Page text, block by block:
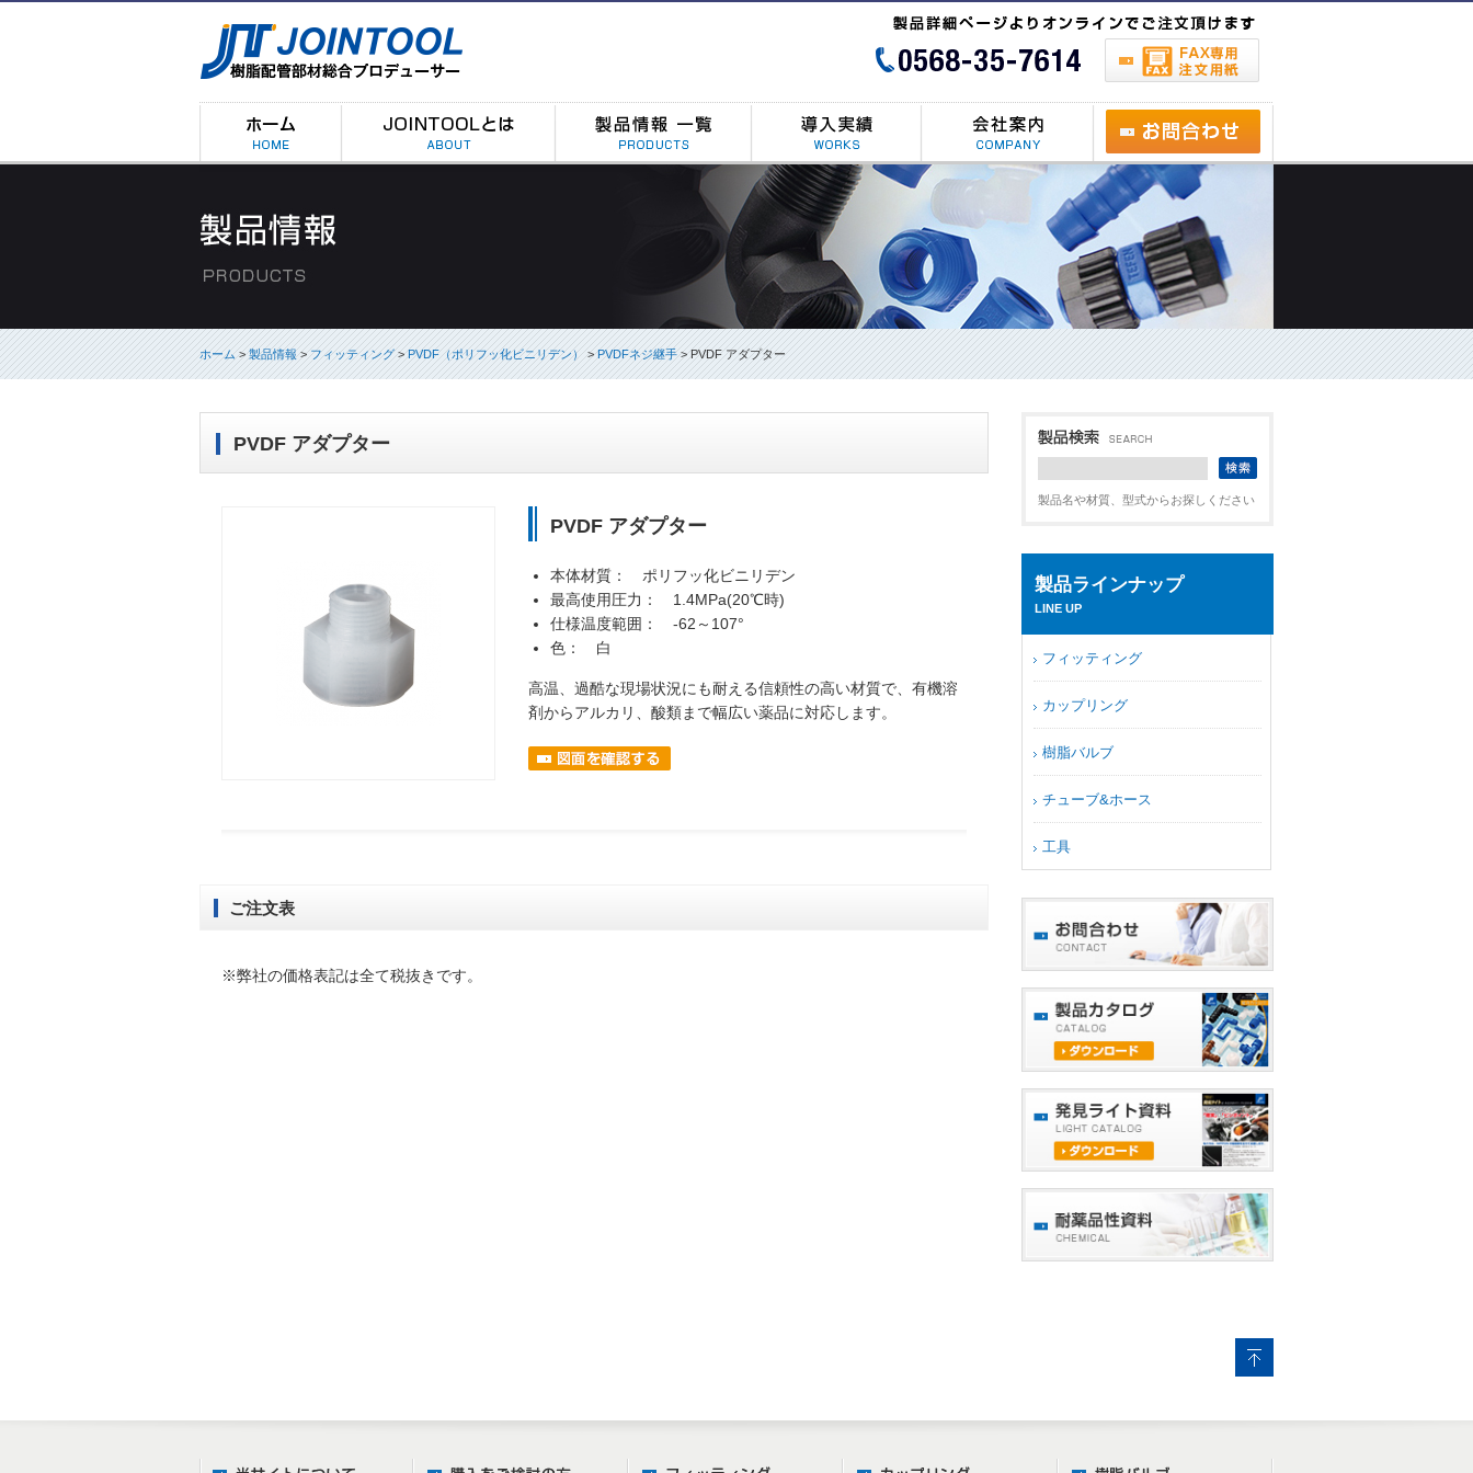
ホーム>製品情報>フィッティング>PVDF（ポリフッ化ビニリデン）>PVDFネジ継手>PVDF アダプター
PVDF アダプター
PVDF アダプター
本体材質： ポリフッ化ビニリデン
最高使用圧力： 1.4MPa(20℃時)
仕様温度範囲： -62～107°
色： 白
高温、過酷な現場状況にも耐える信頼性の高い材質で、有機溶
剤からアルカリ、酸類まで幅広い薬品に対応します。
ご注文表
※弊社の価格表記は全て税抜きです。
製品名や材質、型式からお探しください
製品ラインナップ
LINE UP
フィッティング
カップリング
樹脂バルブ
チューブ&ホース
工具